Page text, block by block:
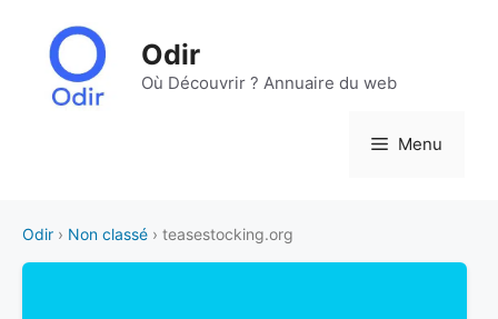
contenu
Odir
Où Découvrir ? Annuaire du web
Menu
Odir › Non classé › teasestocking.org